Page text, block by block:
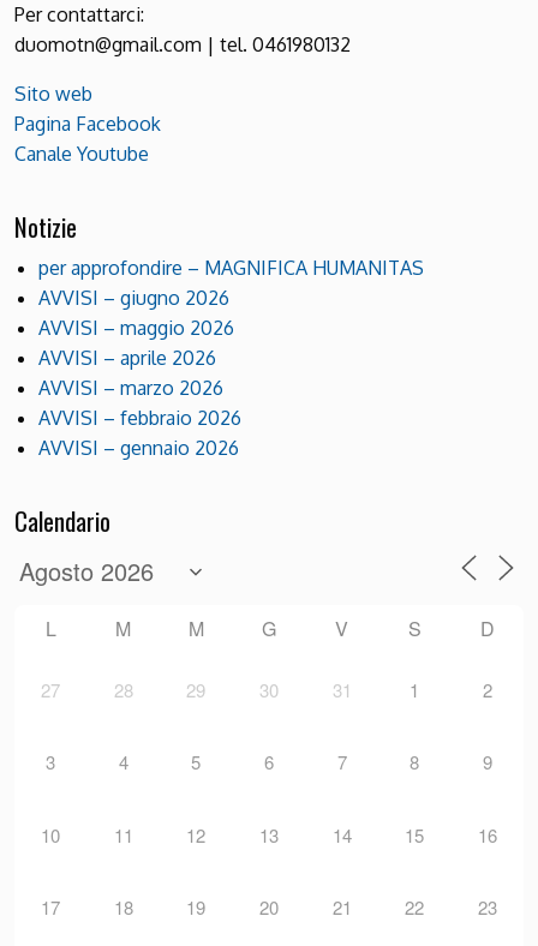
Per contattarci:
duomotn@gmail.com | tel. 0461980132
Sito web
Pagina Facebook
Canale Youtube
Notizie
per approfondire – MAGNIFICA HUMANITAS
AVVISI – giugno 2026
AVVISI – maggio 2026
AVVISI – aprile 2026
AVVISI – marzo 2026
AVVISI – febbraio 2026
AVVISI – gennaio 2026
Calendario
L M M G V S D
27 28 29 30 31 1 2
3 4 5 6 7 8 9
10 11 12 13 14 15 16
17 18 19 20 21 22 23